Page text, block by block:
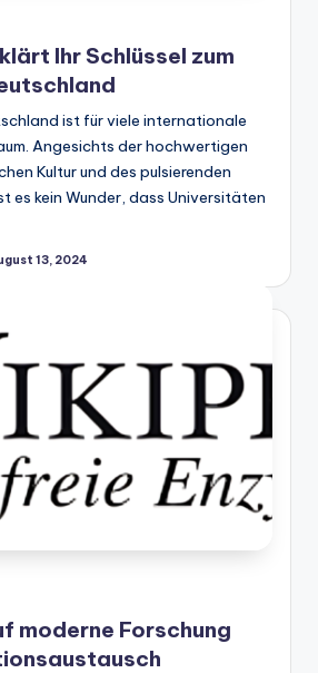
Ihr Schlüssel zum
ist für viele internationale
Angesichts der hochwertigen
Kultur und des pulsierenden
es kein Wunder, dass Universitäten
13, 2024
moderne Forschung